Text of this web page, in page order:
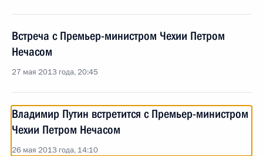
Встреча с Премьер-министром Чехии Петром
Нечасом
27 мая 2013 года, 20:45
Владимир Путин встретится с Премьер-министром
Чехии Петром Нечасом
26 мая 2013 года, 14:10